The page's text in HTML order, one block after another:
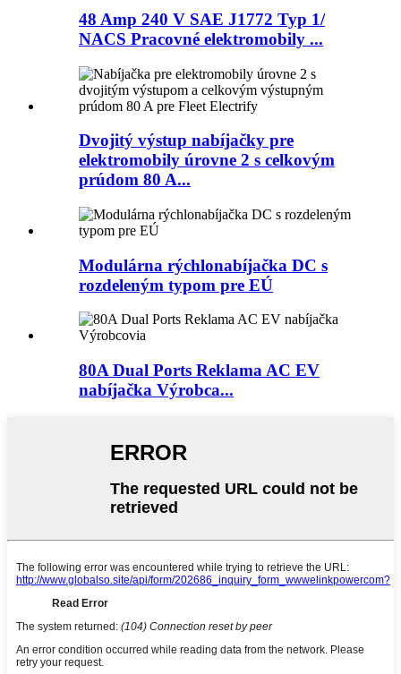
48 Amp 240 V SAE J1772 Typ 1/
NACS Pracovné elektromobily ...
Dvojitý výstup nabíjačky pre
elektromobily úrovne 2 s celkovým
prúdom 80 A...
Modulárna rýchlonabíjačka DC s
rozdeleným typom pre EÚ
80A Dual Ports Reklama AC EV
nabíjačka Výrobca...